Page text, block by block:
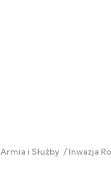
Armia i Służby Inwazja